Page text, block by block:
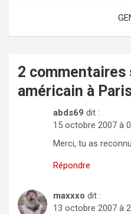
2 commentaires
américain à
abds69 dit :
15 octobre 2007 à
Merci, tu as
Répondre
maxxxo dit :
13 octobre 2007 à